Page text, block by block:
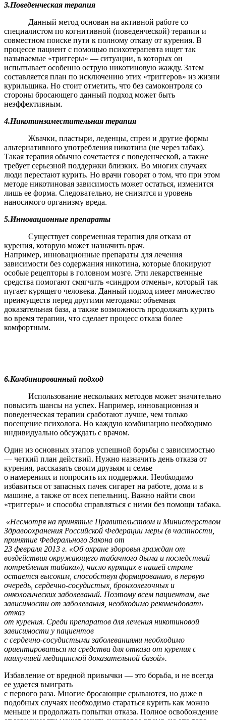
3.Поведенческая терапия
Данный метод основан на активной работе со
специалистом по когнитивной (поведенческой) терапии и
совместном поиске пути к полному отказу от курения. В
процессе пациент с помощью психотерапевта ищет так
называемые «триггеры» — ситуации, в которых он
испытывает особенно острую никотиновую жажду. Затем
составляется план по исключению этих «триггеров» из жизни
курильщика. Но стоит отметить, что без самоконтроля со
стороны бросающего данный подход может быть
неэффективным.
4.Никотинзаместительная терапия
Жвачки, пластыри, леденцы, спреи и другие формы
альтернативного употребления никотина (не через табак).
Такая терапия обычно сочетается с поведенческой, а также
требует серьезной поддержки близких. Во многих случаях
люди перестают курить. Но врачи говорят о том, что при этом
методе никотиновая зависимость может остаться, изменится
лишь ее форма. Следовательно, не снизится и уровень
наносимого организму вреда.
5.Инновационные препараты
Существует современная терапия для отказа от
курения, которую может назначить врач.
Например, инновационные препараты для лечения
зависимости без содержания никотина, которые блокируют
особые рецепторы в головном мозге. Эти лекарственные
средства помогают смягчить «синдром отмены», который так
пугает курящего человека. Данный подход имеет множество
преимуществ перед другими методами: объемная
доказательная база, а также возможность продолжать курить
во время терапии, что сделает процесс отказа более
комфортным.
6.Комбинированный подход
Использование нескольких методов может значительно
повысить шансы на успех. Например, инновационная и
поведенческая терапии сработают лучше, чем только
посещение психолога. Но каждую комбинацию необходимо
индивидуально обсуждать с врачом.
Один из основных этапов успешной борьбы с зависимостью
— четкий план действий. Нужно назначить день отказа от
курения, рассказать своим друзьям и семье
о намерениях и попросить их поддержки. Необходимо
избавиться от запасных пачек сигарет на работе, дома и в
машине, а также от всех пепельниц. Важно найти свои
«триггеры» и способы справляться с ними без помощи табака.
«Несмотря на принятые Правительством и Министерством
Здравоохранения Российской Федерации меры (в частности,
принятие Федерального Закона от
23 февраля 2013 г. «Об охране здоровья граждан от
воздействия окружающего табачного дыма и последствий
потребления табака»), число курящих в нашей стране
остается высоким, способствуя формированию, в первую
очередь, сердечно-сосудистых, бронхолегочных и
онкологических заболеваний. Поэтому всем пациентам, вне
зависимости от заболевания, необходимо рекомендовать
отказ
от курения. Среди препаратов для лечения никотиновой
зависимости у пациентов
с сердечно-сосудистыми заболеваниями необходимо
ориентироваться на средства для отказа от курения с
наилучшей медицинской доказательной базой».
Избавление от вредной привычки — это борьба, и не всегда
ее удается выиграть
с первого раза. Многие бросающие срываются, но даже в
подобных случаях необходимо стараться курить как можно
меньше и продолжать попытки отказа. Полное освобождение